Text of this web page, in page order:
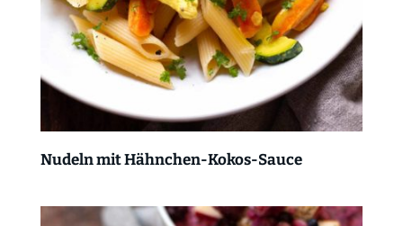
Nudeln mit Hähnchen-Kokos-Sauce